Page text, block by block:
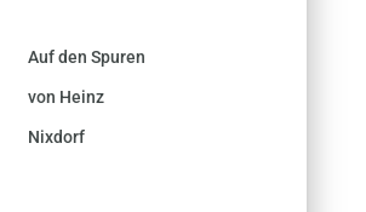
Auf den Spuren
von Heinz
Nixdorf